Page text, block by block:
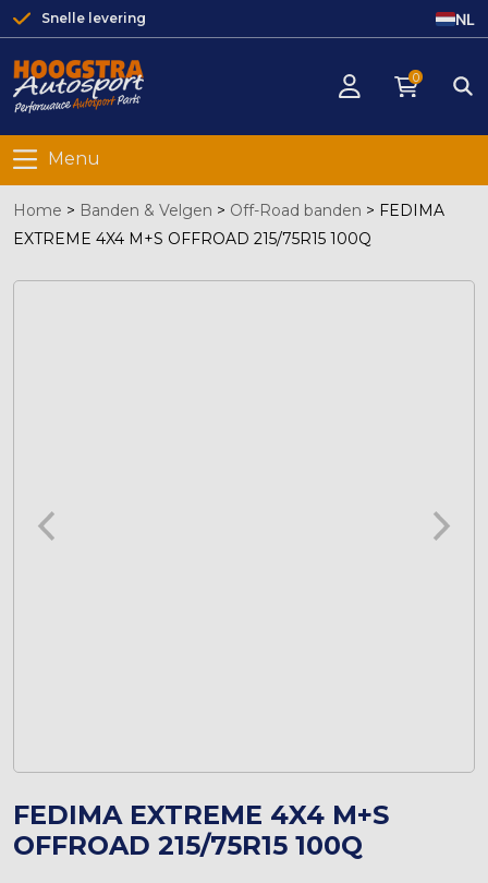
Snelle levering NL
0
Menu
Home > Banden & Velgen > Off-Road banden > FEDIMA
EXTREME 4X4 M+S OFFROAD 215/75R15 100Q
FEDIMA EXTREME 4X4 M+S
OFFROAD 215/75R15 100Q